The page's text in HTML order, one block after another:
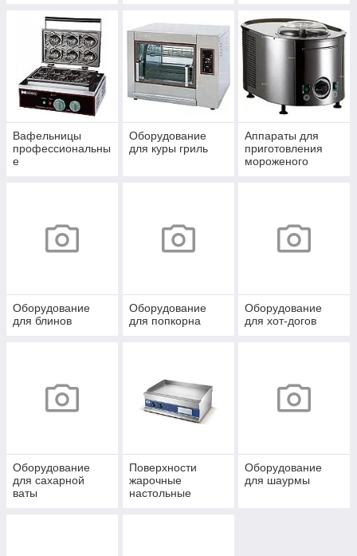
оперативно оформим ваш заказ.
Приобретая у нас аппарат для
попкорна, а также для приготовления
блинов, корн догов, вы можете быть
уверены в его надежности.
Почему наше оборудование столь
востребовано на рынке
профессиональное оборудование для фаст-
фуда. Такие агрегаты просты в использовании
и уходе, он выдерживают непрерывную
ЧТО МЫ МОЖЕМ ПРЕДЛОЖИТЬ:
Вафельницы
профессиональны
е
Оборудование
для куры гриль
Аппараты для
приготовления
мороженого
Оборудование
для блинов
Оборудование
для попкорна
Оборудование
для хот-догов
Оборудование
для сахарной
ваты
Поверхности
жарочные
настольные
Оборудование
для шаурмы